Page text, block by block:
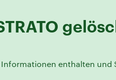
enthalten und